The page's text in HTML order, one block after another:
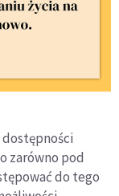
zarówno pod
do tego